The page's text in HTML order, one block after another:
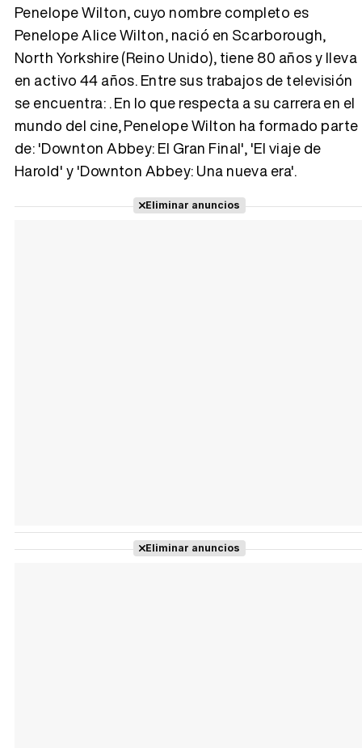
Tráiler 'Vida perra' (2026)
Penelope Wilton, cuyo nombre completo es
Penelope Alice Wilton, nació en Scarborough,
North Yorkshire (Reino Unido), tiene 80 años y lleva
en activo 44 años. Entre sus trabajos de televisión
se encuentra: . En lo que respecta a su carrera en el
mundo del cine, Penelope Wilton ha formado parte
de: 'Downton Abbey: El Gran Final', 'El viaje de
Harold' y 'Downton Abbey: Una nueva era'.
Eliminar anuncios
Eliminar anuncios